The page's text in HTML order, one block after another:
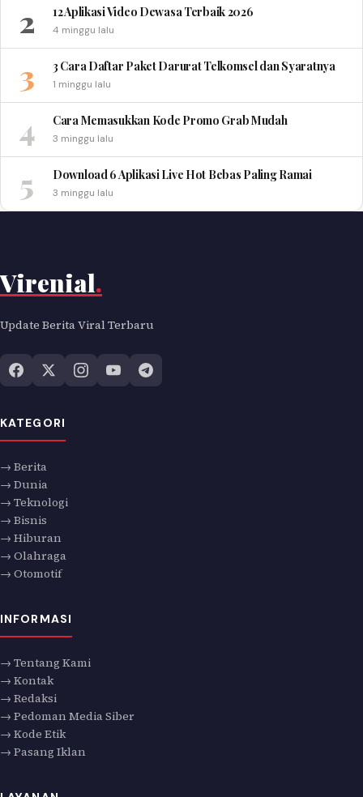
2 12 Aplikasi Video Dewasa Terbaik 2026
4 minggu lalu
3 3 Cara Daftar Paket Darurat Telkomsel dan Syaratnya
1 minggu lalu
4 Cara Memasukkan Kode Promo Grab Mudah
3 minggu lalu
5 Download 6 Aplikasi Live Hot Bebas Paling Ramai
3 minggu lalu
Virenial.
Update Berita Viral Terbaru
KATEGORI
→ Berita
→ Dunia
→ Teknologi
→ Bisnis
→ Hiburan
→ Olahraga
→ Otomotif
INFORMASI
→ Tentang Kami
→ Kontak
→ Redaksi
→ Pedoman Media Siber
→ Kode Etik
→ Pasang Iklan